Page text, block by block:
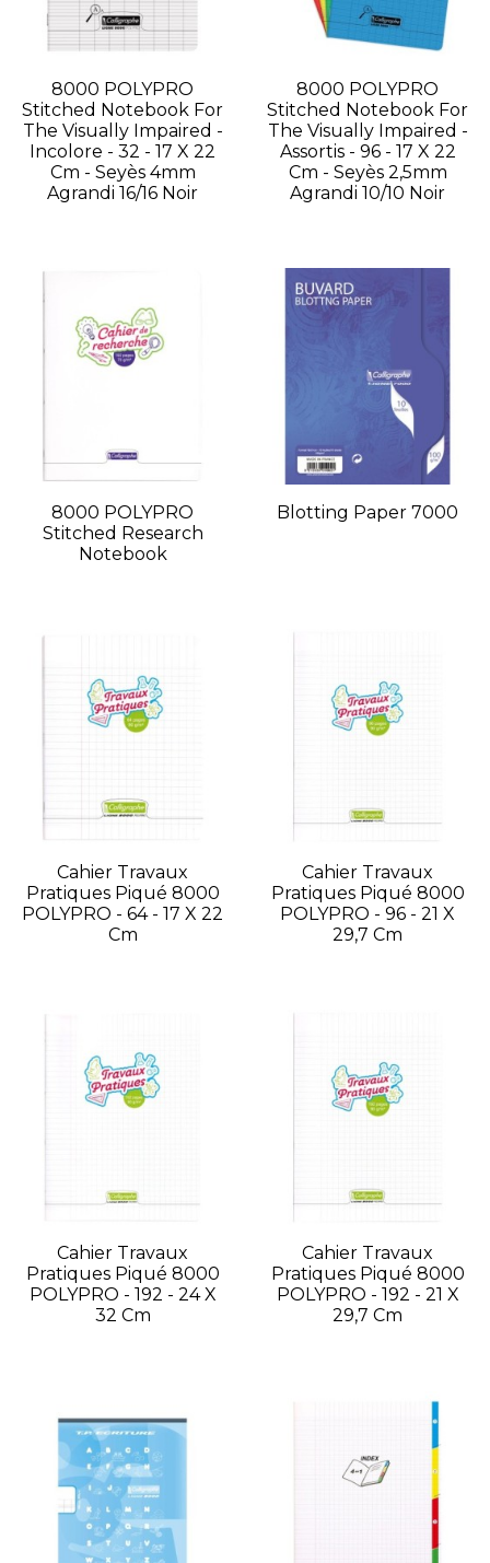
8000 POLYPRO
Stitched Notebook For
The Visually Impaired -
Incolore - 32 - 17 X 22
Cm - Seyès 4mm
Agrandi 16/16 Noir
8000 POLYPRO
Stitched Notebook For
The Visually Impaired -
Assortis - 96 - 17 X 22
Cm - Seyès 2,5mm
Agrandi 10/10 Noir
8000 POLYPRO
Stitched Research
Notebook
Blotting Paper 7000
Cahier Travaux
Pratiques Piqué 8000
POLYPRO - 64 - 17 X 22
Cm
Cahier Travaux
Pratiques Piqué 8000
POLYPRO - 96 - 21 X
29,7 Cm
Cahier Travaux
Pratiques Piqué 8000
POLYPRO - 192 - 24 X
32 Cm
Cahier Travaux
Pratiques Piqué 8000
POLYPRO - 192 - 21 X
29,7 Cm